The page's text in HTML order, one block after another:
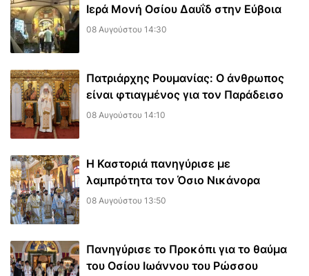
Ιερά Μονή Οσίου Δαυΐδ στην Εύβοια
08 Αυγούστου 14:30
Πατριάρχης Ρουμανίας: Ο άνθρωπος
είναι φτιαγμένος για τον Παράδεισο
08 Αυγούστου 14:10
Η Καστοριά πανηγύρισε με
λαμπρότητα τον Όσιο Νικάνορα
08 Αυγούστου 13:50
Πανηγύρισε το Προκόπι για το θαύμα
του Οσίου Ιωάννου του Ρώσσου